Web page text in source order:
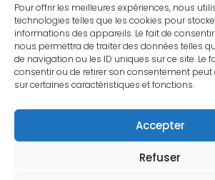
Pour offrir les meilleures expériences, nous
technologies telles que les cookies pour
informations des appareils. Le fait de
nous permettra de traiter des données telles
de navigation ou les ID uniques sur ce site. Le
consentir ou de retirer son consentement
sur certaines caractéristiques et fonctions.
Accepter
Refuser
Champs d’intervention
Contact
Politique de cookies (UE)